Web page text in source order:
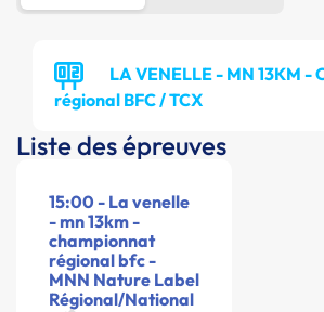
LA VENELLE - MN 13KM -
régional BFC / TCX
Liste des épreuves
15:00 - La venelle
- mn 13km -
championnat
régional bfc -
MNN Nature Label
Régional/National